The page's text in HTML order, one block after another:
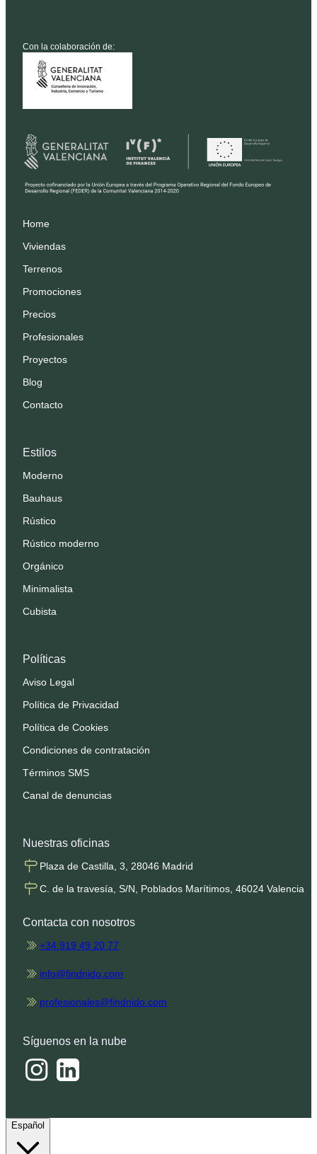
Con la colaboración de:
Estilos
Moderno
Bauhaus
Rústico
Rústico moderno
Orgánico
Minimalista
Cubista
Políticas
Aviso Legal
Política de Privacidad
Política de Cookies
Condiciones de contratación
Términos SMS
Canal de denuncias
Home
Viviendas
Terrenos
Promociones
Precios
Profesionales
Proyectos
Blog
Contacto
Nuestras oficinas
Plaza de Castilla, 3, 28046 Madrid
C. de la travesía, S/N, Poblados Marítimos, 46024 Valencia
Contacta con nosotros
+34 919 49 20 77
info@findnido.com
profesionales@findnido.com
Síguenos en la nube
Español